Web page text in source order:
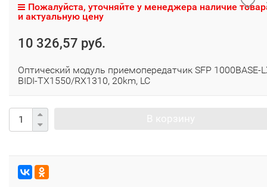
Пожалуйста, уточняйте у менеджера наличие
и актуальную цену
10 326,57 руб.
Оптический модуль приемопередатчик SFP 1000BASE-
BIDI-TX1550/RX1310, 20km, LC